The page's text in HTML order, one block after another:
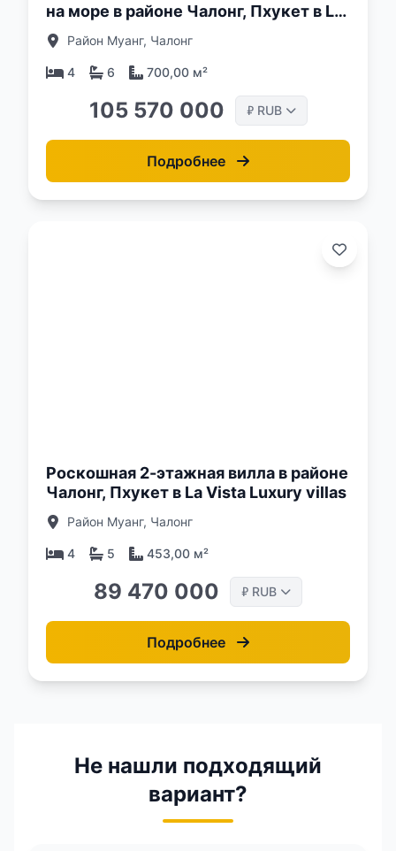
на море в районе Чалонг, Пхукет в La
Vista Luxury villas
Район Муанг, Чалонг
4 6 700,00 м²
105 570 000 ₽ RUB
Подробнее
Роскошная 2-этажная вилла в районе
Чалонг, Пхукет в La Vista Luxury villas
Район Муанг, Чалонг
4 5 453,00 м²
89 470 000 ₽ RUB
Подробнее
Не нашли подходящий
вариант?